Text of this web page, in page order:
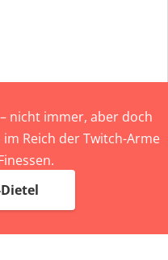
nicht immer, aber doch
Reich der Twitch-Arme